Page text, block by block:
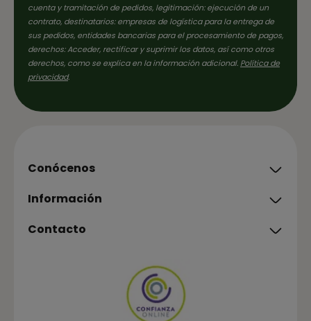
cuenta y tramitación de pedidos, legitimación: ejecución de un
contrato, destinatarios: empresas de logística para la entrega de
sus pedidos, entidades bancarias para el procesamiento de pagos,
derechos: Acceder, rectificar y suprimir los datos, así como otros
derechos, como se explica en la información adicional. Política de
privacidad.
Conócenos
Información
Contacto